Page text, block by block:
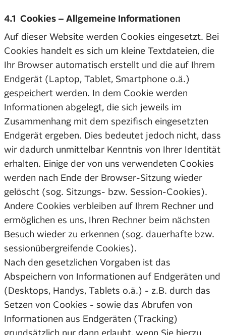
4.1 Cookies – Allgemeine Informationen
Auf dieser Website werden Cookies eingesetzt. Bei
Cookies handelt es sich um kleine Textdateien, die
Ihr Browser automatisch erstellt und die auf Ihrem
Endgerät (Laptop, Tablet, Smartphone o.ä.)
gespeichert werden. In dem Cookie werden
Informationen abgelegt, die sich jeweils im
Zusammenhang mit dem spezifisch eingesetzten
Endgerät ergeben. Dies bedeutet jedoch nicht, dass
wir dadurch unmittelbar Kenntnis von Ihrer Identität
erhalten. Einige der von uns verwendeten Cookies
werden nach Ende der Browser-Sitzung wieder
gelöscht (sog. Sitzungs- bzw. Session-Cookies).
Andere Cookies verbleiben auf Ihrem Rechner und
ermöglichen es uns, Ihren Rechner beim nächsten
Besuch wieder zu erkennen (sog. dauerhafte bzw.
sessionübergreifende Cookies).
Nach den gesetzlichen Vorgaben ist das
Abspeichern von Informationen auf Endgeräten und
(Desktops, Handys, Tablets o.ä.) - z.B. durch das
Setzen von Cookies - sowie das Abrufen von
Informationen aus Endgeräten (Tracking)
grundsätzlich nur dann erlaubt, wenn Sie hierzu